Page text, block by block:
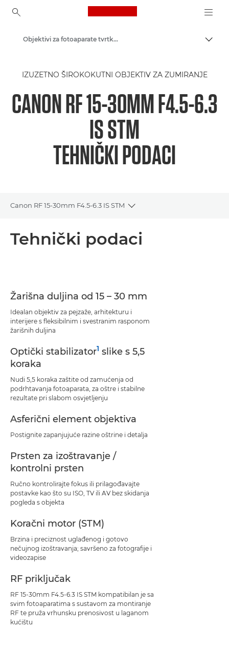
Canon Logo, back to
Objektivi za fotoaparate tvrtke Canon
IZUZETNO ŠIROKOKUTNI OBJEKTIV ZA ZUMIRANJE
CANON RF 15-30MM F4.5-6.3
IS STM
TEHNIČKI PODACI
Canon RF 15-30mm F4.5-6.3 IS STM
Toggle breadcrumbs
Tehnički podaci
Žarišna duljina od 15 – 30 mm
Idealan objektiv za pejzaže, arhitekturu i
interijere s fleksibilnim i svestranim rasponom
žarišnih duljina
Optički stabilizator1 slike s 5,5
koraka
Nudi 5,5 koraka zaštite od zamućenja od
podrhtavanja fotoaparata, za oštre i stabilne
rezultate pri slabom osvjetljenju
Asferični element objektiva
Postignite zapanjujuće razine oštrine i detalja
Prsten za izoštravanje /
kontrolni prsten
Ručno kontrolirajte fokus ili prilagođavajte
postavke kao što su ISO, TV ili AV bez skidanja
pogleda s objekta
Koračni motor (STM)
Brzina i preciznost uglađenog i gotovo
nečujnog izoštravanja; savršeno za fotografije i
videozapise
RF priključak
RF 15-30mm F4.5-6.3 IS STM kompatibilan je sa
svim fotoaparatima s sustavom za montiranje
RF te pruža vrhunsku prenosivost u laganom
kućištu